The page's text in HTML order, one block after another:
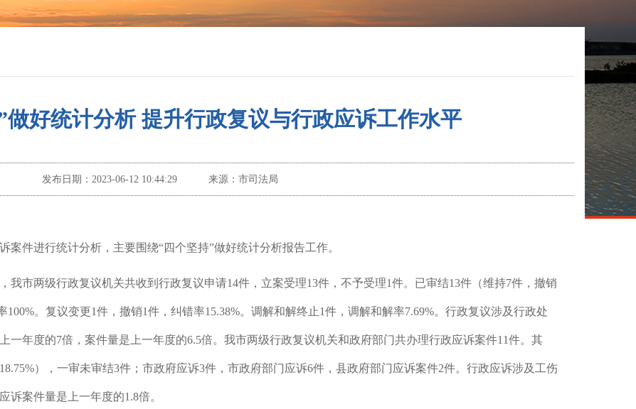
做好统计分析 提升行政复议与行政应诉工作水平
发布日期： 2023-06-12 10:44:29 来源： 市司法局
案件进行统计分析，主要围绕“四个坚持”做好统计分析报告工作。
我市两级行政复议机关共收到行政复议申请14件，立案受理13件，不予受理1件。已审结13件（维持7件，撤销
100%。复议变更1件，撤销1件，纠错率15.38%。调解和解终止1件，调解和解率7.69%。行政复议涉及行政处
一年度的7倍，案件量是上一年度的6.5倍。我市两级行政复议机关和政府部门共办理行政应诉案件11件。其
），一审未审结3件；市政府应诉3件，市政府部门应诉6件，县政府部门应诉案件2件。行政应诉涉及工伤
诉案件量是上一年度的1.8倍。